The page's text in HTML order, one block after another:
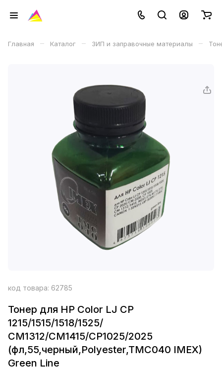
Главная – Каталог – ЗИП и заправочные материалы –
код товара: 62785
Тонер для HP Color LJ CP
1215/1515/1518/1525/
СМ1312/CM1415/CP1025/2025
(фл,55,черный,Polyester,TMC040 IMEX)
Green Line